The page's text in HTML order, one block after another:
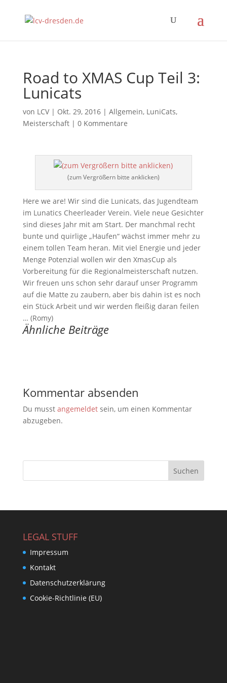
Road to XMAS Cup Teil 3:
Lunicats
von LCV| Okt. 29, 2016| Allgemein, LuniCats,
Meisterschaft| 0 Kommentare
(zum Vergrößern bitte anklicken)
Here we are! Wir sind die Lunicats, das Jugendteam
im Lunatics Cheerleader Verein. Viele neue Gesichter
sind dieses Jahr mit am Start. Der manchmal recht
bunte und quirlige „Haufen“ wächst immer mehr zu
einem tollen Team heran. Mit viel Energie und jeder
Menge Potenzial wollen wir den XmasCup als
Vorbereitung für die Regionalmeisterschaft nutzen.
Wir freuen uns schon sehr darauf unser Programm
auf die Matte zu zaubern, aber bis dahin ist es noch
ein Stück Arbeit und wir werden fleißig daran feilen
… (Romy)
Ähnliche Beiträge
Kommentar absenden
Du musst angemeldetsein, um einen Kommentar
abzugeben.
LEGAL STUFF
Impressum
Kontakt
Datenschutzerklärung
Cookie-Richtlinie (EU)